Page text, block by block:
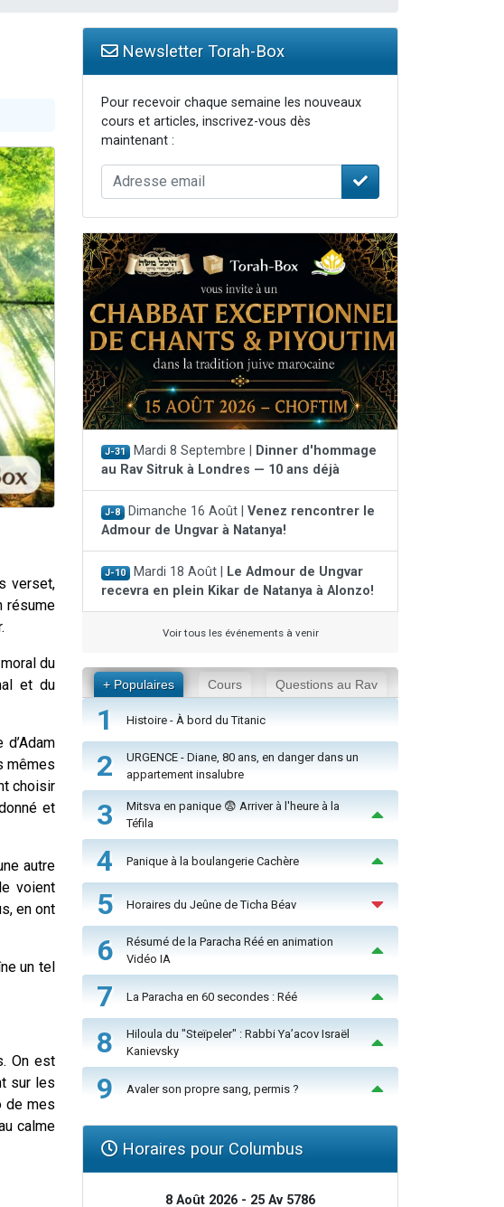
verset,
résume
du
et du
mêmes
choisir
et
autre
voient
en ont
un tel
On est
sur les
de mes
calme
Newsletter Torah-Box
Pour recevoir chaque semaine les nouveaux
cours et articles, inscrivez-vous dès
maintenant :
J-31 Mardi 8 Septembre |
Dinner d'hommage
au Rav Sitruk à Londres — 10 ans déjà
J-8 Dimanche 16 Août | Venez rencontrer le
Admour de Ungvar à Natanya!
J-10 Mardi 18 Août |
Le Admour de Ungvar
recevra en plein Kikar de Natanya à Alonzo!
Voir tous les événements à venir
+ Populaires Cours Questions au Rav
1 Histoire - À bord du Titanic
2
URGENCE - Diane, 80 ans, en danger dans un
appartement insalubre
3
Mitsva en panique 😨 Arriver à l'heure à la
Téfila
4 Panique à la boulangerie Cachère
5 Horaires du Jeûne de Ticha Béav
6
Résumé de la Paracha Réé en animation
Vidéo IA
7 La Paracha en 60 secondes : Réé
8
Hiloula du "Steïpeler" : Rabbi Ya’acov Israël
Kanievsky
9 Avaler son propre sang, permis ?
Horaires pour Columbus
8 Août 2026 - 25 Av 5786